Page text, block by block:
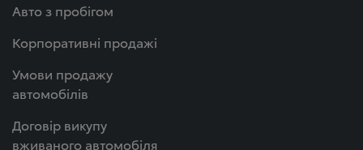
Авто з пробігом
Корпоративні продажі
Умови продажу
автомобілів
Договір викупу
вживаного автомобіля